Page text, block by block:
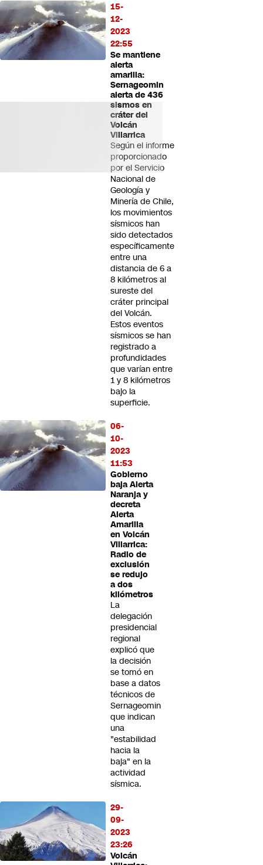
15-
12-
2023
22:55
Se mantiene
alerta
amarilla:
Sernageomin
alerta de 436
sismos en
cráter del
Volcán
Villarrica
Según el informe
proporcionado
por el Servicio
Nacional de
Geología y
Minería de Chile,
los movimientos
sísmicos han
sido detectados
específicamente
entre una
distancia de 6 a
8 kilómetros al
sureste del
cráter principal
del Volcán.
Estos eventos
sísmicos se han
registrado a
profundidades
que varían entre
1 y 8 kilómetros
bajo la
superficie.
06-
10-
2023
11:53
Gobierno
baja Alerta
Naranja y
decreta
Alerta
Amarilla
en Volcán
Villarrica:
Radio de
exclusión
se redujo
a dos
kilómetros
La
delegación
presidencial
regional
explicó que
la decisión
se tomó en
base a datos
técnicos de
Sernageomin
que indican
una
"estabilidad
hacia la
baja" en la
actividad
sísmica.
29-
09-
2023
23:26
Volcán